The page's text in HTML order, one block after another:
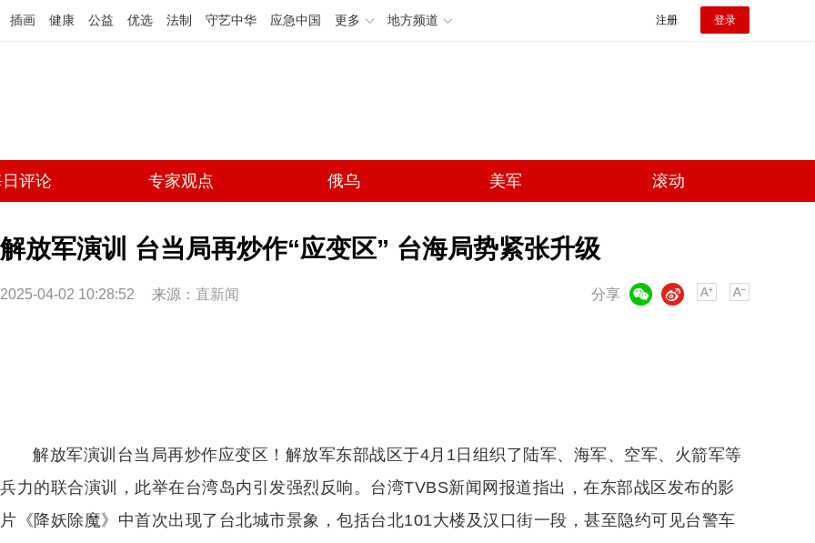
插画 健康 公益 优选 法制 守艺中华 应急中国 更多 地方频道 注册 登录
评论 专家观点 俄乌 美军 滚动
解放军演训 台当局再炒作“应变区” 台海局势紧张升级
2025-04-02 10:28:52 来源： 直新闻 分享
微博
解放军演训台当局再炒作应变区！解放军东部战区于4月1日组织了陆军、海军、空军、火箭军等
兵力的联合演训，此举在台湾岛内引发强烈反响。台湾TVBS新闻网报道指出，在东部战区发布的影
片《降妖除魔》中首次出现了台北城市景象，包括台北101大楼及汉口街一段，甚至隐约可见台警车